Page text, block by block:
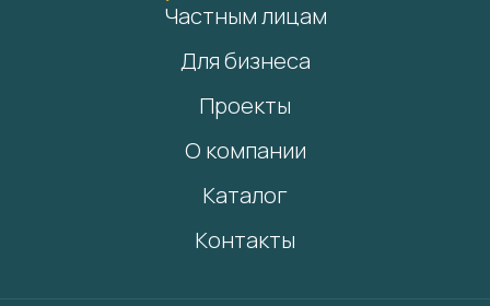
Частным лицам
Для бизнеса
Проекты
О компании
Каталог
Контакты